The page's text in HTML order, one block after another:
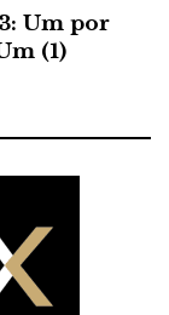
de
Classe
Um por
(1)